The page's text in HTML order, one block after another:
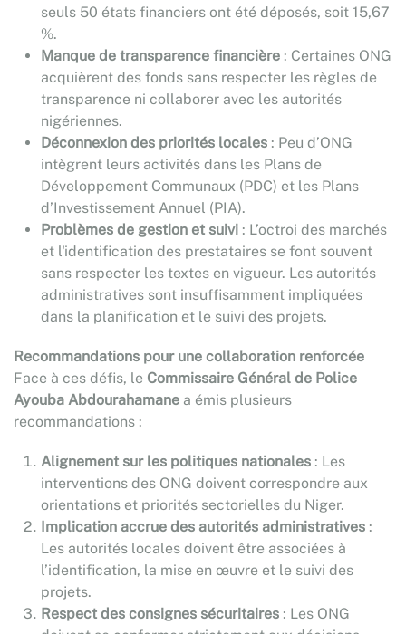
seuls 50 états financiers ont été déposés, soit 15,67
%.
Manque de transparence financière : Certaines ONG
acquièrent des fonds sans respecter les règles de
transparence ni collaborer avec les autorités
nigériennes.
Déconnexion des priorités locales : Peu d’ONG
intègrent leurs activités dans les Plans de
Développement Communaux (PDC) et les Plans
d’Investissement Annuel (PIA).
Problèmes de gestion et suivi : L’octroi des marchés
et l'identification des prestataires se font souvent
sans respecter les textes en vigueur. Les autorités
administratives sont insuffisamment impliquées
dans la planification et le suivi des projets.
Recommandations pour une collaboration renforcée
Face à ces défis, le Commissaire Général de Police
Ayouba Abdourahamane a émis plusieurs
recommandations :
Alignement sur les politiques nationales : Les
interventions des ONG doivent correspondre aux
orientations et priorités sectorielles du Niger.
Implication accrue des autorités administratives :
Les autorités locales doivent être associées à
l’identification, la mise en œuvre et le suivi des
projets.
Respect des consignes sécuritaires : Les ONG